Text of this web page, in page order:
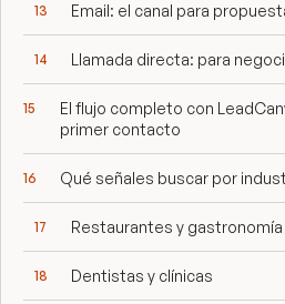
Email: el canal para
Llamada directa: para
El flujo completo con
primer contacto
Qué señales buscar por
Restaurantes y gastronomía
Dentistas y clínicas